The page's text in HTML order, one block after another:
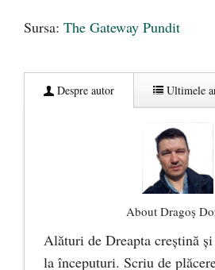
Sursa: The Gateway Pundit
Despre autor Ultimele
About Dragoș
Alături de Dreapta creștină
la începuturi. Scriu de